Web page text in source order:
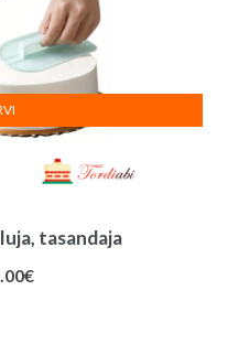
tasandaja
€Praegune